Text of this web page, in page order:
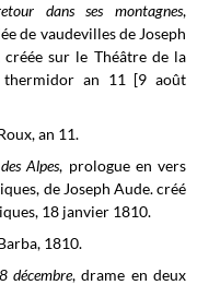
dans ses montagnes,
de vaudevilles de Joseph
créée sur le Théâtre de la
an 11 [9 août
an 11.
Alpes, prologue en vers
de Joseph Aude. créé
18 janvier 1810.
1810.
décembre, drame en deux